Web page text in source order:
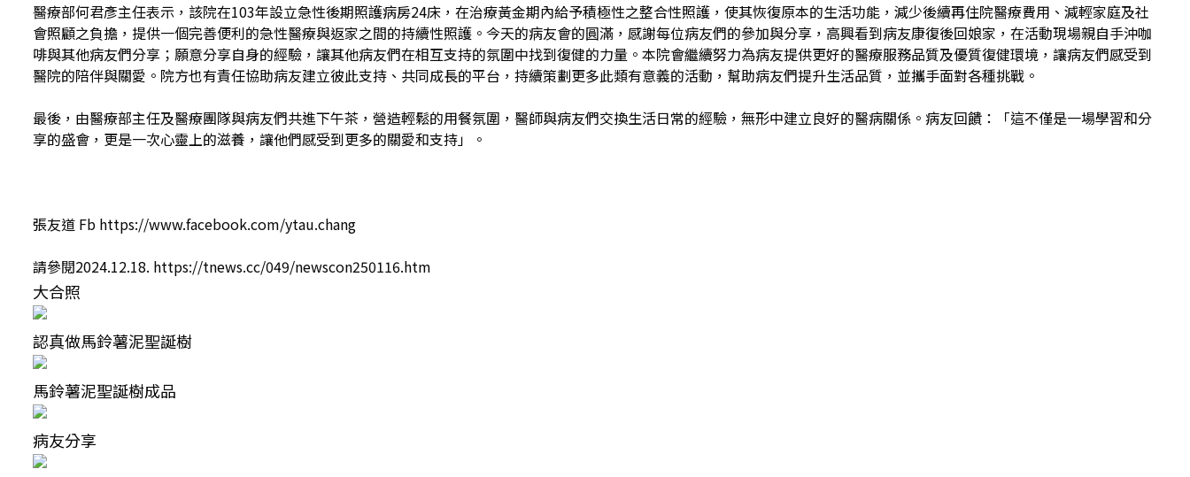
醫療部何君彥主任表示，該院在103年設立急性後期照護病房24床，在治療黃金期內給予積極性之整合性照護，使其恢復原本的生活功能，減少後續再住院醫療費用、減輕家庭及社
會照顧之負擔，提供一個完善便利的急性醫療與返家之間的持續性照護。今天的病友會的圓滿，感謝每位病友們的參加與分享，高興看到病友康復後回娘家，在活動現場親自手沖咖
啡與其他病友們分享；願意分享自身的經驗，讓其他病友們在相互支持的氛圍中找到復健的力量。本院會繼續努力為病友提供更好的醫療服務品質及優質復健環境，讓病友們感受到
醫院的陪伴與關愛。院方也有責任協助病友建立彼此支持、共同成長的平台，持續策劃更多此類有意義的活動，幫助病友們提升生活品質，並攜手面對各種挑戰。
最後，由醫療部主任及醫療團隊與病友們共進下午茶，營造輕鬆的用餐氛圍，醫師與病友們交換生活日常的經驗，無形中建立良好的醫病關係。病友回饋：「這不僅是一場學習和分
享的盛會，更是一次心靈上的滋養，讓他們感受到更多的關愛和支持」。
張友道 Fb https://www.facebook.com/ytau.chang
請參閱2024.12.18. https://tnews.cc/049/newscon250116.htm
大合照
認真做馬鈴薯泥聖誕樹
馬鈴薯泥聖誕樹成品
病友分享